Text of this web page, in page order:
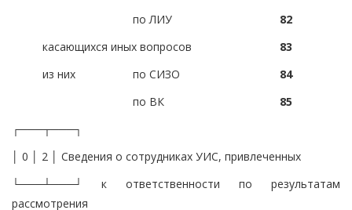
по ЛИУ
82
касающихся иных вопросов
83
из них
по СИЗО
84
по ВК
85
┌───┬───┐
│ 0 │ 2 │ Сведения о сотрудниках УИС, привлеченных
└───┴───┘ к ответственности по результатам
рассмотрения